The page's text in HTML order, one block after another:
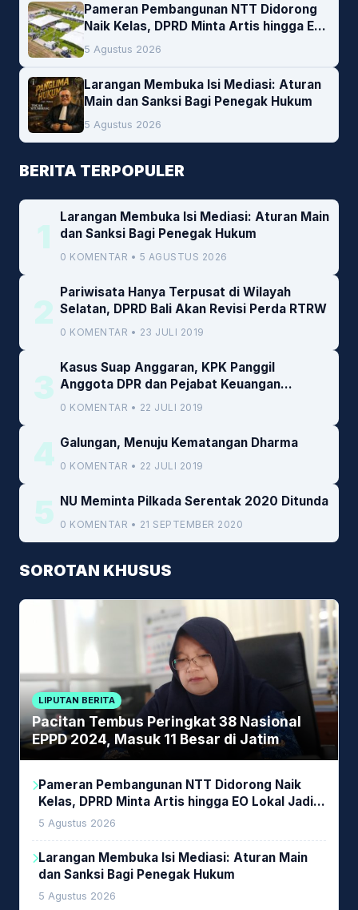
Pameran Pembangunan NTT Didorong
Naik Kelas, DPRD Minta Artis hingga EO
Lokal Jadi Prioritas
5 Agustus 2026
Larangan Membuka Isi Mediasi: Aturan
Main dan Sanksi Bagi Penegak Hukum
5 Agustus 2026
BERITA TERPOPULER
1
Larangan Membuka Isi Mediasi: Aturan Main
dan Sanksi Bagi Penegak Hukum
0 KOMENTAR • 5 AGUSTUS 2026
2
Pariwisata Hanya Terpusat di Wilayah
Selatan, DPRD Bali Akan Revisi Perda RTRW
0 KOMENTAR • 23 JULI 2019
3
Kasus Suap Anggaran, KPK Panggil
Anggota DPR dan Pejabat Keuangan
Kemenkeu
0 KOMENTAR • 22 JULI 2019
4 Galungan, Menuju Kematangan Dharma
0 KOMENTAR • 22 JULI 2019
5 NU Meminta Pilkada Serentak 2020 Ditunda
0 KOMENTAR • 21 SEPTEMBER 2020
SOROTAN KHUSUS
LIPUTAN BERITA
Pacitan Tembus Peringkat 38 Nasional
EPPD 2024, Masuk 11 Besar di Jatim
Pameran Pembangunan NTT Didorong Naik
Kelas, DPRD Minta Artis hingga EO Lokal Jadi
Prioritas
5 Agustus 2026
Larangan Membuka Isi Mediasi: Aturan Main
dan Sanksi Bagi Penegak Hukum
5 Agustus 2026